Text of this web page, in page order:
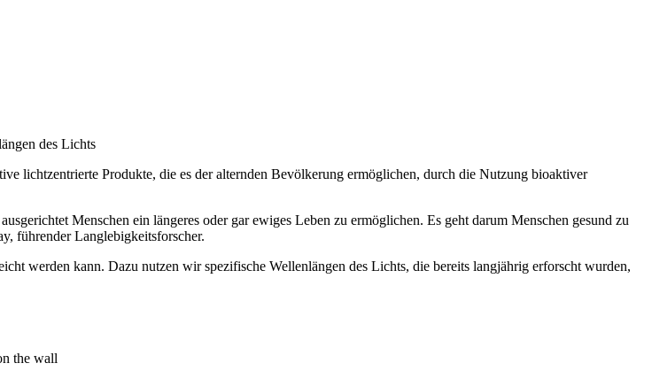
des Lichts
lichtzentrierte Produkte, die es der alternden Bevölkerung ermöglichen, durch die Nutzung bioaktiver
Menschen ein längeres oder gar ewiges Leben zu ermöglichen. Es geht darum Menschen gesund zu
führender Langlebigkeitsforscher.
werden kann. Dazu nutzen wir spezifische Wellenlängen des Lichts, die bereits langjährig erforscht wurden,